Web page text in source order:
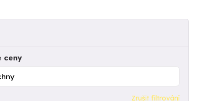
ceny
Zrušit filtrování